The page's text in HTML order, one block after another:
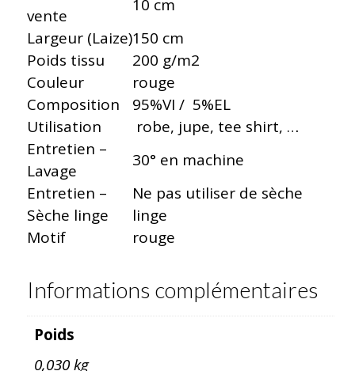
vente
10 cm
Largeur (Laize)150 cm
Poids tissu
200 g/m2
Couleur
rouge
Composition
95%VI / 5%EL
Utilisation
robe, jupe, tee shirt, …
Entretien –
Lavage
30° en machine
Entretien –
Sèche linge
Ne pas utiliser de sèche
linge
Motif
rouge
Informations complémentaires
Poids
0,030 kg